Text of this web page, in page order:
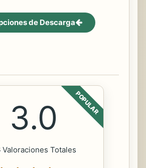
de Descarga
POPULAR
3.0
Valoraciones Totales